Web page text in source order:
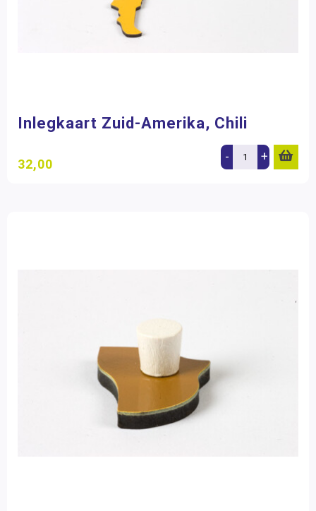
Inlegkaart Zuid-Amerika, Chili
32,00 - +